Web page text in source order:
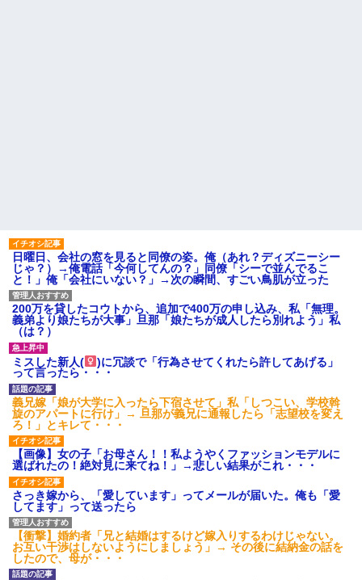
日曜日、会社の窓を見ると同僚の姿。俺（あれ？ディズニーシー
じゃ？）→俺電話「今何してんの？」同僚「シーで並んでるこ
と！」俺「会社にいない？」→次の瞬間、すごい鳥肌が立った
200万を貸したコウトから、追加で400万の申し込み、私「無理。
義弟より娘たちが大事」旦那「娘たちが成人したら別れよう」私
（は？）
ミスした新人(
)に冗談で「行為させてくれたら許してあげる」
って言ったら・・・
義兄嫁「娘が大学に入ったら下宿させて」私「しつこい、学校斡
旋のアパートに行け」→ 旦那が義兄に通報したら「志望校を変え
ろ！」とキレて・・・
【画像】女の子「お母さん！！私ようやくファッションモデルに
選ばれたの！絶対見に来てね！」→悲しい結果がこれ・・・
さっき嫁から、「愛しています」ってメールが届いた。俺も「愛
してます」って送ったら
【衝撃】婚約者「兄と結婚はするけど嫁入りするわけじゃない。
お互い干渉はしないようにしましょう」→ その後に結納金の話を
したので、母が・・・